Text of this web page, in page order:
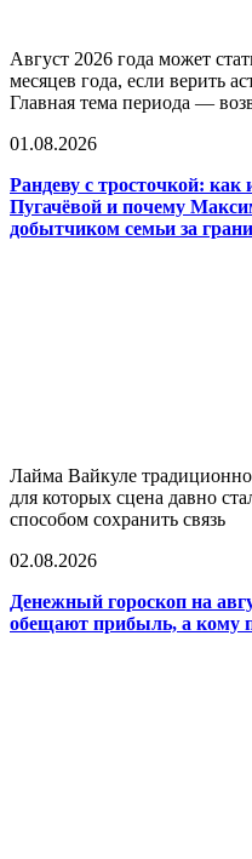
Август 2026 года может
месяцев года, если верить
Главная тема периода —
01.08.2026
Рандеву с тросточкой:
Пугачёвой и почему
добытчиком семьи за
Лайма Вайкуле
для которых сцена давно
способом сохранить связь
02.08.2026
Денежный гороскоп на
обещают прибыль, а кому